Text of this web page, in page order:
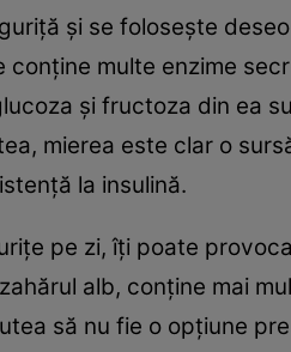
şi se foloseşte
conţine multe enzime
şi fructoza din ea
mierea este clar o
la insulină.
pe zi, îţi poate
alb, conţine mai
să nu fie o opţiune